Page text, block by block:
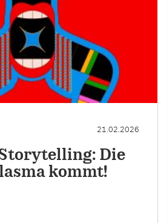
21.02.2026
Die
kommt!